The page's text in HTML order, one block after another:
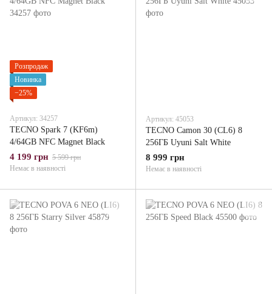
Розпродаж
Новинка
−25%
Артикул: 34257
TECNO Spark 7 (KF6m)
4/64GB NFC Magnet Black
4 199 грн 5 599 грн
Немає в наявності
Артикул: 45053
TECNO Camon 30 (CL6) 8
256ГБ Uyuni Salt White
8 999 грн
Немає в наявності